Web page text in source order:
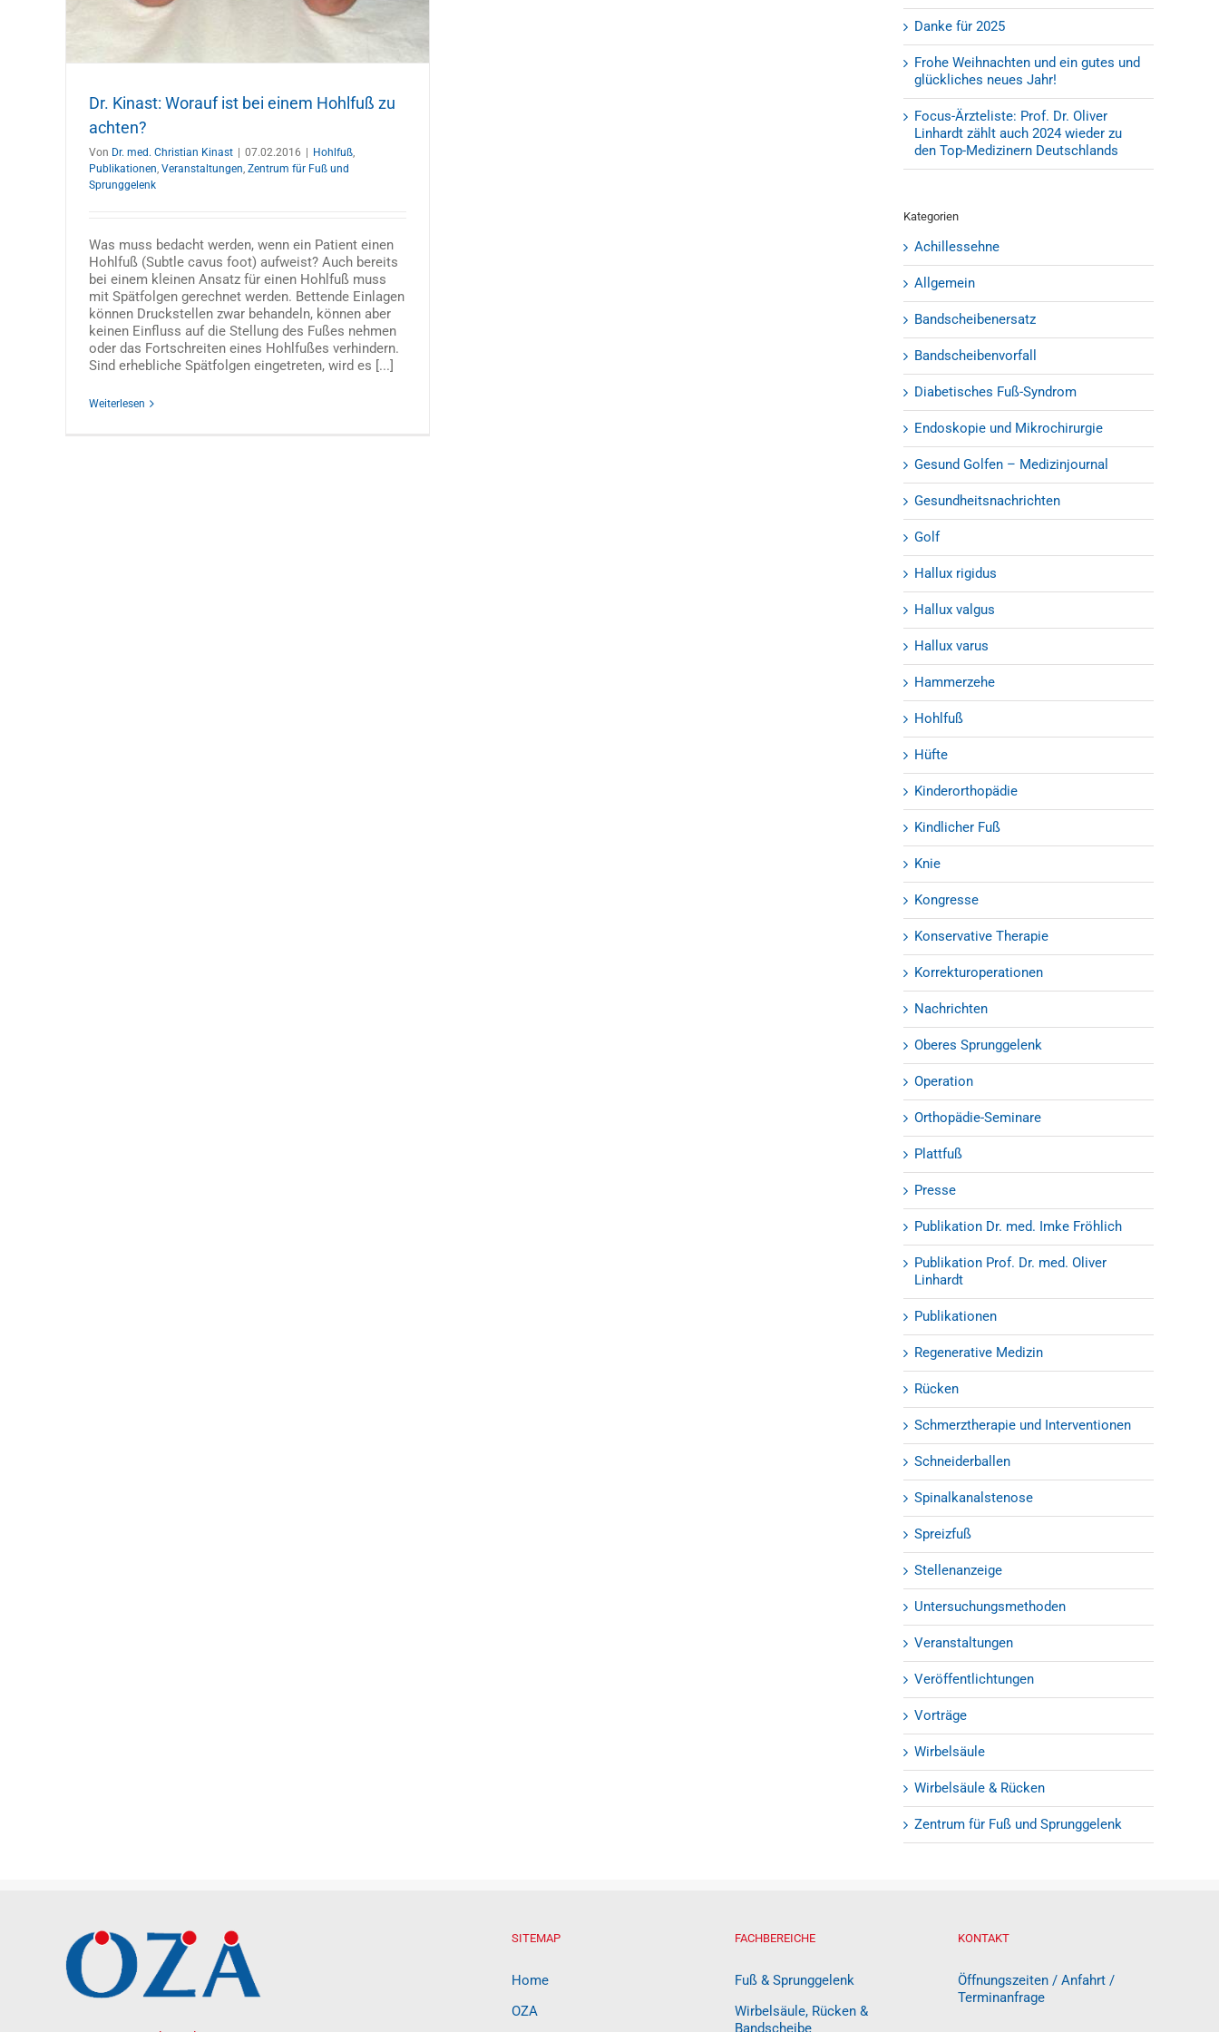
Dr. Kinast: Worauf ist bei einem Hohlfuß zu
achten?
Von Dr. med. Christian Kinast 07.02.2016 Hohlfuß,
Publikationen, Veranstaltungen, Zentrum für Fuß und
Sprunggelenk
Was muss bedacht werden, wenn ein Patient einen
Hohlfuß (Subtle cavus foot) aufweist? Auch bereits
bei einem kleinen Ansatz für einen Hohlfuß muss
mit Spätfolgen gerechnet werden. Bettende Einlagen
können Druckstellen zwar behandeln, können aber
keinen Einfluss auf die Stellung des Fußes nehmen
oder das Fortschreiten eines Hohlfußes verhindern.
Sind erhebliche Spätfolgen eingetreten, wird es [...]
Weiterlesen
Danke für 2025
Frohe Weihnachten und ein gutes und
glückliches neues Jahr!
Focus-Ärzteliste: Prof. Dr. Oliver
Linhardt zählt auch 2024 wieder zu
den Top-Medizinern Deutschlands
Kategorien
Achillessehne
Allgemein
Bandscheibenersatz
Bandscheibenvorfall
Diabetisches Fuß-Syndrom
Endoskopie und Mikrochirurgie
Gesund Golfen – Medizinjournal
Gesundheitsnachrichten
Golf
Hallux rigidus
Hallux valgus
Hallux varus
Hammerzehe
Hohlfuß
Hüfte
Kinderorthopädie
Kindlicher Fuß
Knie
Kongresse
Konservative Therapie
Korrekturoperationen
Nachrichten
Oberes Sprunggelenk
Operation
Orthopädie-Seminare
Plattfuß
Presse
Publikation Dr. med. Imke Fröhlich
Publikation Prof. Dr. med. Oliver
Linhardt
Publikationen
Regenerative Medizin
Rücken
Schmerztherapie und Interventionen
Schneiderballen
Spinalkanalstenose
Spreizfuß
Stellenanzeige
Untersuchungsmethoden
Veranstaltungen
Veröffentlichtungen
Vorträge
Wirbelsäule
Wirbelsäule & Rücken
Zentrum für Fuß und Sprunggelenk
SITEMAP
Home
OZA
FACHBEREICHE
Fuß & Sprunggelenk
Wirbelsäule, Rücken &
Bandscheibe
KONTAKT
Öffnungszeiten / Anfahrt /
Terminanfrage